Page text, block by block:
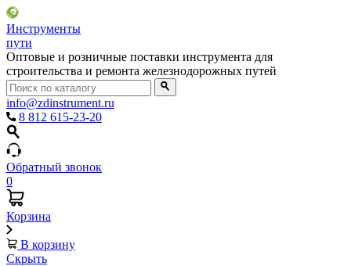
Инструменты
пути
Оптовые и розничные поставки инструмента для
строительства и ремонта железнодорожных путей
info@zdinstrument.ru
8 812 615-23-20
Обратный звонок
0
Корзина
В корзину
Скрыть